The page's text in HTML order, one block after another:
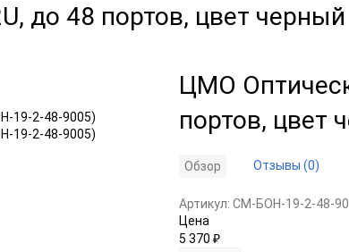
до 48 портов, цвет
ЦМО
портов, цвет
Обзор Отзывы (0)
Артикул: CM-БОН-19-2-48-
Цена
5 370 ₽